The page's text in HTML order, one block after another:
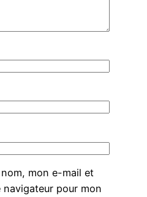
mon e-mail et
pour mon